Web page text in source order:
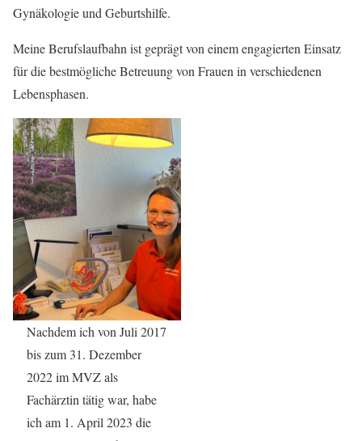
Gynäkologie und Geburtshilfe.
Meine Berufslaufbahn ist geprägt von einem engagierten Einsatz
für die bestmögliche Betreuung von Frauen in verschiedenen
Lebensphasen.
Nachdem ich von Juli 2017
bis zum 31. Dezember
2022 im MVZ als
Fachärztin tätig war, habe
ich am 1. April 2023 die